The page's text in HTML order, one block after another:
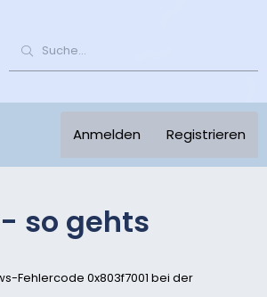
Anmelden Registrieren
so gehts
Fehlercode 0x803f7001 bei der